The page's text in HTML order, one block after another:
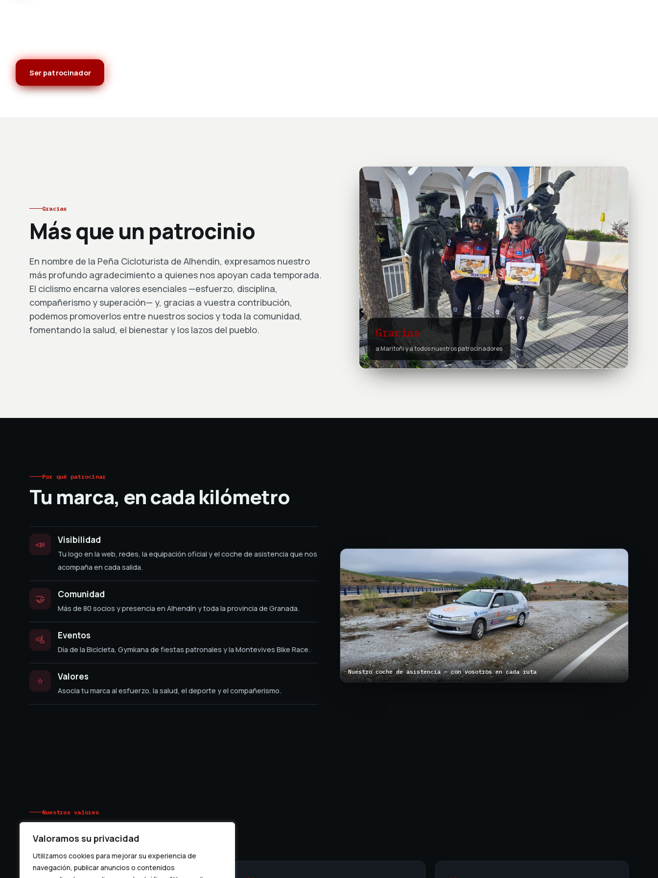
Valoramos su privacidad
Utilizamos cookies para mejorar su experiencia de
navegación, publicar anuncios o contenidos
Ser patrocinador
Gracias
Más que un patrocinio
En nombre de la Peña Cicloturista de Alhendín, expresamos nuestro
más profundo agradecimiento a quienes nos apoyan cada temporada.
El ciclismo encarna valores esenciales —esfuerzo, disciplina,
compañerismo y superación— y, gracias a vuestra contribución,
podemos promoverlos entre nuestros socios y toda la comunidad,
fomentando la salud, el bienestar y los lazos del pueblo.
Gracias
a Maritoñi y a todos nuestros patrocinadores
Por qué patrocinar
Tu marca, en cada kilómetro
📣 Visibilidad
Tu logo en la web, redes, la equipación oficial y el coche de asistencia que nos
acompaña en cada salida.
🤝 Comunidad
Más de 80 socios y presencia en Alhendín y toda la provincia de Granada.
🚵 Eventos
Día de la Bicicleta, Gymkana de fiestas patronales y la Montevives Bike Race.
⭐ Valores
Asocia tu marca al esfuerzo, la salud, el deporte y el compañerismo.
Nuestro coche de asistencia — con vosotros en cada ruta
Nuestros valores
Los pilares de la peña